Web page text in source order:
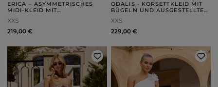
ERICA – ASYMMETRISCHES
MIDI-KLEID MIT
XXS
219,00 €
ODALIS - KORSETTKLEID MIT
BÜGELN UND AUSGESTELLTEM
XXS
229,00 €